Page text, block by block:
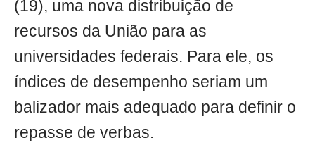
(19), uma nova distribuição de
recursos da União para as
universidades federais. Para ele, os
índices de desempenho seriam um
balizador mais adequado para definir o
repasse de verbas.